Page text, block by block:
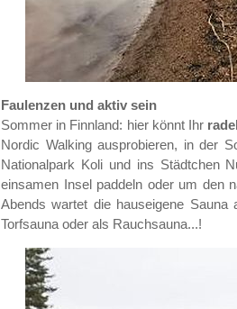
Faulenzen und aktiv sein
Sommer in Finnland: hier könnt Ihr
Nordic Walking ausprobieren, in der
Nationalpark Koli und ins Städtchen
einsamen Insel paddeln oder um den
Abends wartet die hauseigene
Torfsauna oder als Rauchsauna...!